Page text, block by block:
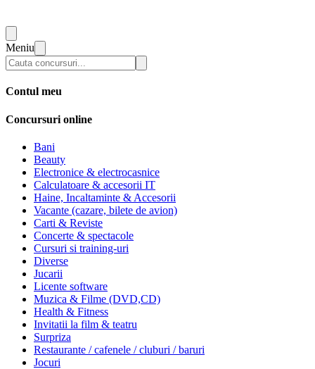
Meniu
Contul meu
Concursuri online
Bani
Beauty
Electronice & electrocasnice
Calculatoare & accesorii IT
Haine, Incaltaminte & Accesorii
Vacante (cazare, bilete de avion)
Carti & Reviste
Concerte & spectacole
Cursuri si training-uri
Diverse
Jucarii
Licente software
Muzica & Filme (DVD,CD)
Health & Fitness
Invitatii la film & teatru
Surpriza
Restaurante / cafenele / cluburi / baruri
Jocuri